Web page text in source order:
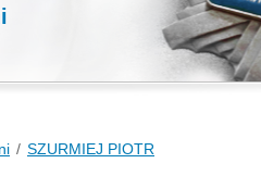
SZURMIEJ PIOTR